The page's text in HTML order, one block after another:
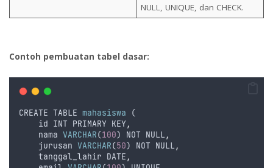
NULL, UNIQUE, dan CHECK.
Contoh pembuatan tabel dasar:
CREATE TABLE mahasiswa (
id INT PRIMARY KEY ,
nama VARCHAR(100) NOT NULL,
jurusan VARCHAR(50) NOT NULL,
tanggal_lahir DATE ,